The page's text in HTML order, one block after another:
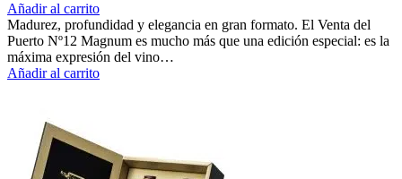
Añadir al carrito
Madurez, profundidad y elegancia en gran formato. El Venta del
Puerto Nº12 Magnum es mucho más que una edición especial: es la
máxima expresión del vino…
Añadir al carrito